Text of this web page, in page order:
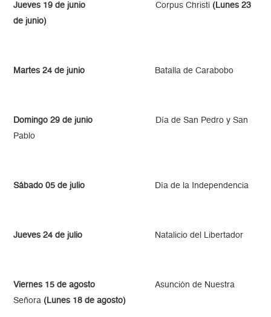
Jueves 19 de junio Corpus Christi (Lunes 23
de junio)
Martes 24 de junio Batalla de Carabobo
Domingo 29 de junio
Día de San Pedro y San
Pablo
Sábado 05 de julio Día de la Independencia
Jueves 24 de julio Natalicio del Libertador
Viernes 15 de agosto Asunción de Nuestra
Señora (Lunes 18 de agosto)